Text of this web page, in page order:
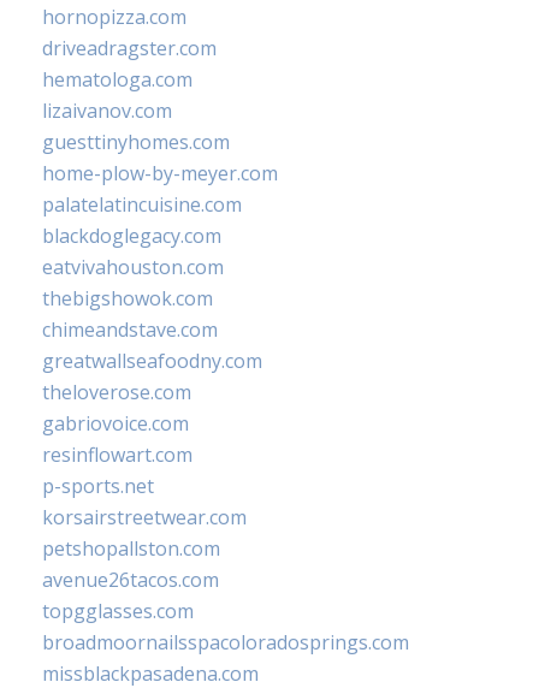
hornopizza.com
driveadragster.com
hematologa.com
lizaivanov.com
guesttinyhomes.com
home-plow-by-meyer.com
palatelatincuisine.com
blackdoglegacy.com
eatvivahouston.com
thebigshowok.com
chimeandstave.com
greatwallseafoodny.com
theloverose.com
gabriovoice.com
resinflowart.com
p-sports.net
korsairstreetwear.com
petshopallston.com
avenue26tacos.com
topgglasses.com
broadmoornailsspacoloradosprings.com
missblackpasadena.com